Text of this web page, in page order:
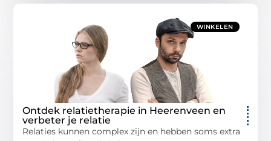
WINKELEN
Ontdek relatietherapie in Heerenveen en
verbeter je relatie
Relaties kunnen complex zijn en hebben soms extra